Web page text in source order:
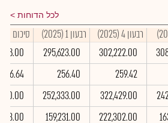
לכל הדוחות
רבעון 4 (2025) רבעון 1 (2025)
סיכום שנתי
302,222.00
295,623.00
259.42
256.40
322,429.00
252,333.00
222,302.00
159,231.00